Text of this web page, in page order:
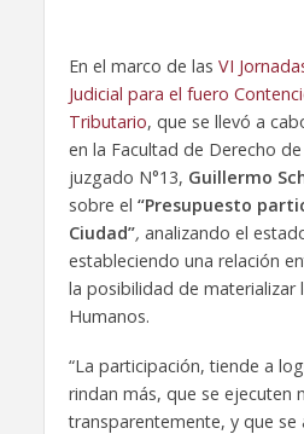
En el marco de las VI
Judicial para el fuero
Tributario, que se llevó a
en la Facultad de Derecho
juzgado N°13, Guillermo
sobre el “Presupuesto
Ciudad”, analizando el
estableciendo una relación
la posibilidad de materializar
Humanos.
“La participación, tiende a
rindan más, que se ejecuten
transparentemente, y que